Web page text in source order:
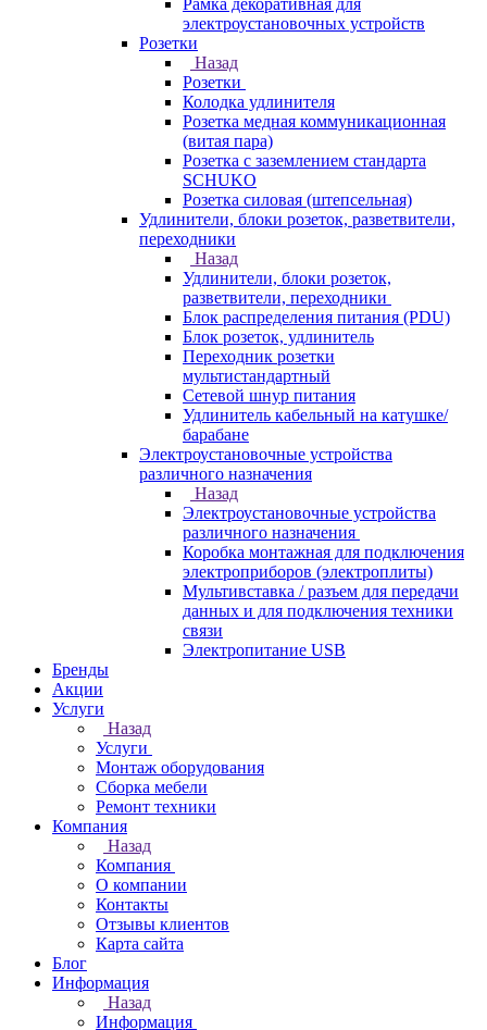
Рамка декоративная для
электроустановочных устройств
Розетки
Назад
Розетки
Колодка удлинителя
Розетка медная коммуникационная
(витая пара)
Розетка с заземлением стандарта
SCHUKO
Розетка силовая (штепсельная)
Удлинители, блоки розеток, разветвители,
переходники
Назад
Удлинители, блоки розеток,
разветвители, переходники
Блок распределения питания (PDU)
Блок розеток, удлинитель
Переходник розетки
мультистандартный
Сетевой шнур питания
Удлинитель кабельный на катушке/
барабане
Электроустановочные устройства
различного назначения
Назад
Электроустановочные устройства
различного назначения
Коробка монтажная для подключения
электроприборов (электроплиты)
Мультивставка / разъем для передачи
данных и для подключения техники
связи
Электропитание USB
Бренды
Акции
Услуги
Назад
Услуги
Монтаж оборудования
Сборка мебели
Ремонт техники
Компания
Назад
Компания
О компании
Контакты
Отзывы клиентов
Карта сайта
Блог
Информация
Назад
Информация